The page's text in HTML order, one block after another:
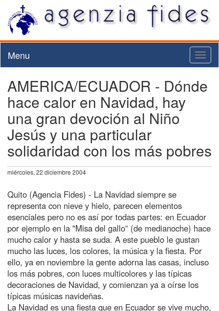
Menu
AMERICA/ECUADOR - Dónde
hace calor en Navidad, hay
una gran devoción al Niño
Jesús y una particular
solidaridad con los más pobres
miércoles, 22 diciembre 2004
Quito (Agencia Fides) - La Navidad siempre se
representa con nieve y hielo, parecen elementos
esenciales pero no es así por todas partes: en Ecuador
por ejemplo en la "Misa del gallo” (de medianoche) hace
mucho calor y hasta se suda. A este pueblo le gustan
mucho las luces, los colores, la música y la fiesta. Por
ello, ya en noviembre la gente adorna las casas, incluso
los más pobres, con luces multicolores y las típicas
decoraciones de Navidad, y comienzan ya a oírse los
típicas músicas navideñas.
La Navidad es una fiesta que en Ecuador se vive mucho,